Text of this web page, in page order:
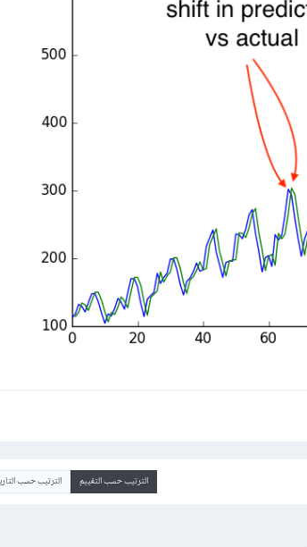
الترتيب حسب التقييم الترتيب حسب